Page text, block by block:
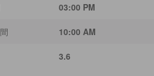
03:00 PM
10:00 AM
3.6